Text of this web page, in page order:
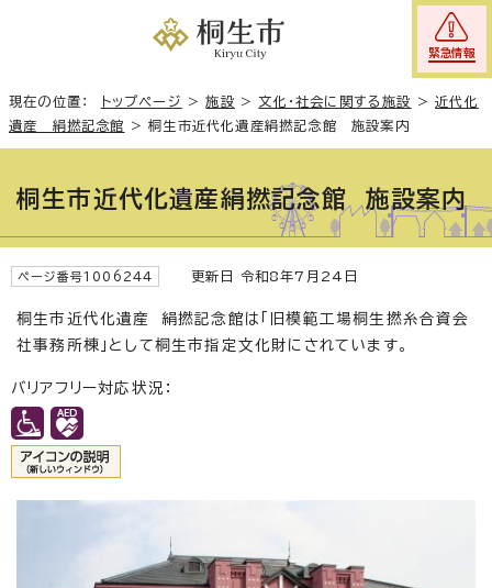
緊急情報
現在の位置： トップページ >施設 >文化・社会に関する施設 >近代化
遺産 絹撚記念館
>桐生市近代化遺産絹撚記念館 施設案内
桐生市近代化遺産絹撚記念館 施設案内
ページ番号1006244 更新日 令和8年7月24日
桐生市近代化遺産 絹撚記念館は「旧模範工場桐生撚糸合資会
社事務所棟」として桐生市指定文化財にされています。
バリアフリー対応状況：